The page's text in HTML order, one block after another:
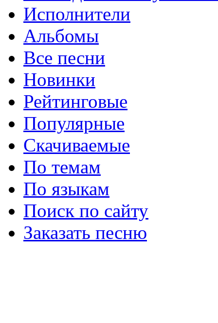
Исполнители
Альбомы
Все песни
Новинки
Рейтинговые
Популярные
Скачиваемые
По темам
По языкам
Поиск по сайту
Заказать песню